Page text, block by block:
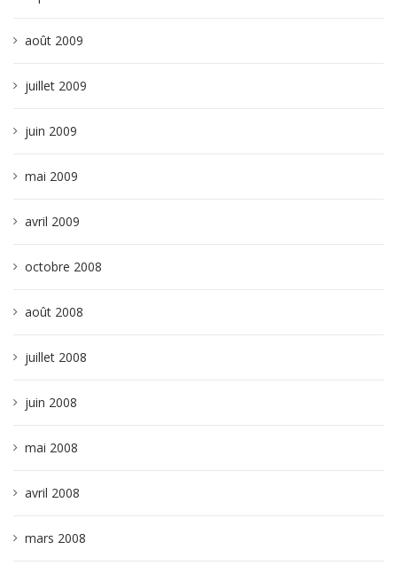
août 2009
juillet 2009
juin 2009
mai 2009
avril 2009
octobre 2008
août 2008
juillet 2008
juin 2008
mai 2008
avril 2008
mars 2008